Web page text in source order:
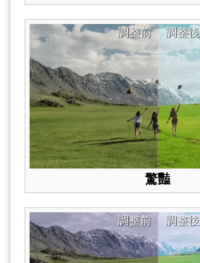
調整後
調整前
驚豔
調整後
調整前